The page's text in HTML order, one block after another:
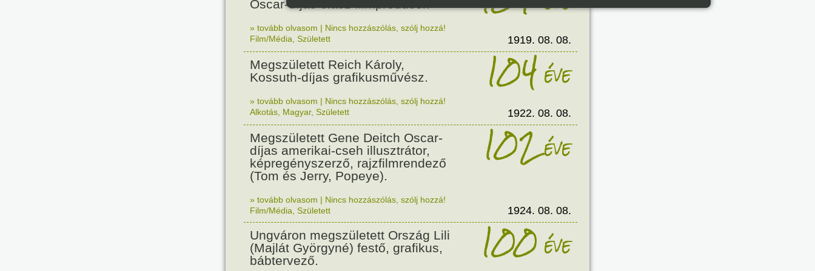
Oscar-díjas olasz filmproducer.
» tovább olvasom | Nincs hozzászólás, szólj hozzá!
Film/Média Született 1919. 08. 08.
Megszületett Reich Károly,
Kossuth-díjas grafikusművész.
104éve
» tovább olvasom | Nincs hozzászólás, szólj hozzá!
Alkotás Magyar, Született 1922. 08. 08.
Megszületett Gene Deitch Oscar-
díjas amerikai-cseh illusztrátor,
képregényszerző, rajzfilmrendező
(Tom és Jerry, Popeye).
102éve
» tovább olvasom | Nincs hozzászólás, szólj hozzá!
Film/Média Született 1924. 08. 08.
Ungváron megszületett Ország Lili
(Majlát Györgyné) festő, grafikus,
bábtervező.
100éve